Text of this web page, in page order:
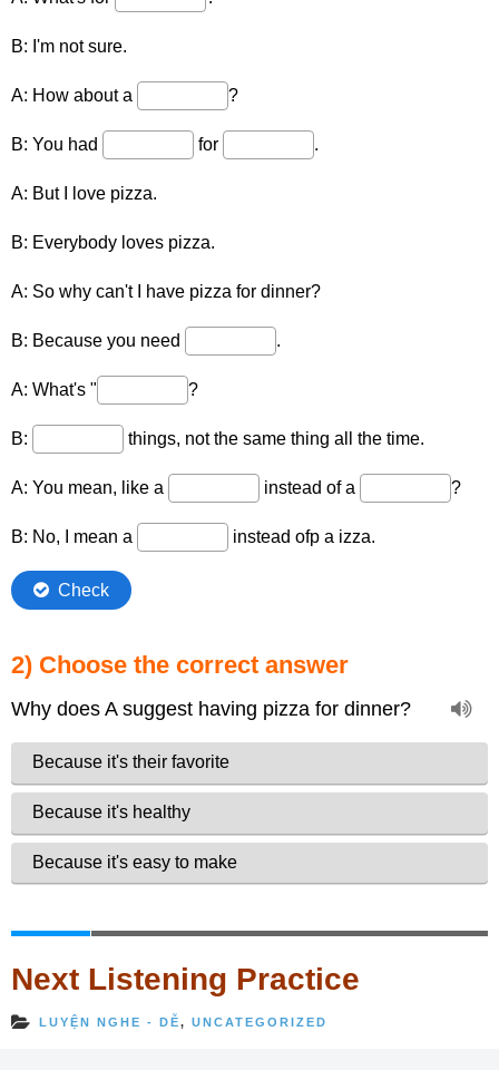
2) Choose the correct answer
Next Listening Practice
LUYỆN NGHE - DỄ, UNCATEGORIZED